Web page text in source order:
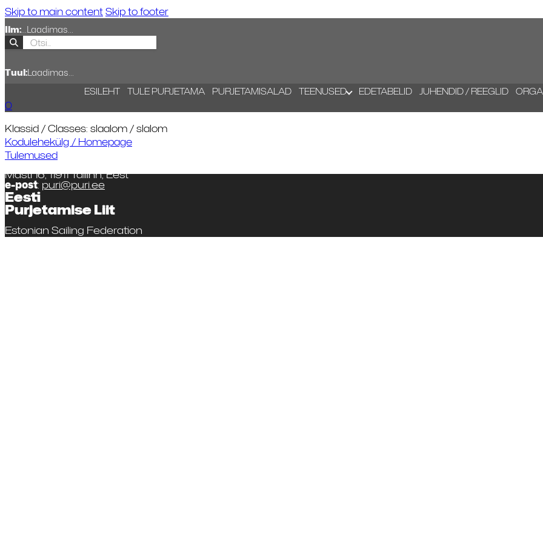
Skip to main contentSkip to footer
Ilm:...Laadimas...
Tuul:Laadimas...
ESILEHT TULE PURJETAMA PURJETAMISALAD TEENUSED EDETABELID JUHENDID / REEGLID
0
Klassid / Classes: slaalom / slalom
Kodulehekülg / Homepage
Tulemused
Masti 16, 11911 Tallinn, Eest
e-post: puri@puri.ee
Eesti
Purjetamise Liit
Estonian Sailing Federation